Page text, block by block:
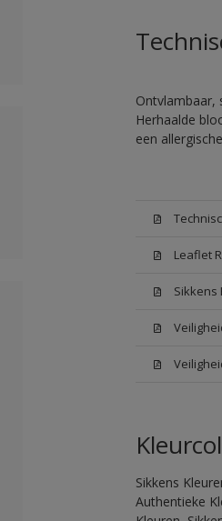
Ontvlambaar,
Herhaalde
een
Leaflet
Sikkens
Sikkens
Authentieke